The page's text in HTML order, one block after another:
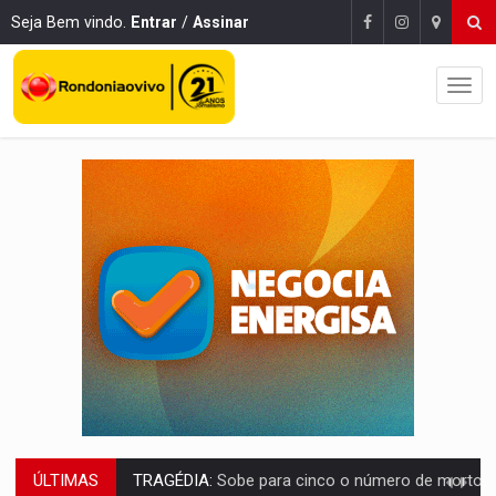
Seja Bem vindo. Entrar / Assinar
ÚLTIMAS TRANSPORTE DE ARROZ:MPF assegura cumprimento da legislação sobre transporte